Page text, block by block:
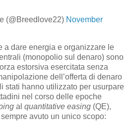
(@Breedlove22) November
a dare energia e organizzare le
(monopolio sul denaro) sono
estorsiva esercitata senza
dell’offerta di denaro
stati hanno utilizzato per usurpare
nel corso delle epoche
al quantitative easing (QE),
avuto un unico scopo: